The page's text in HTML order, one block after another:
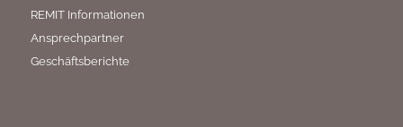
REMIT Informationen
Ansprechpartner
Geschäftsberichte